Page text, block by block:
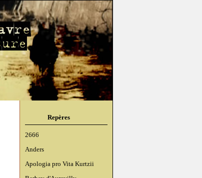
Repères
2666
Anders
Apologia pro Vita Kurtzii